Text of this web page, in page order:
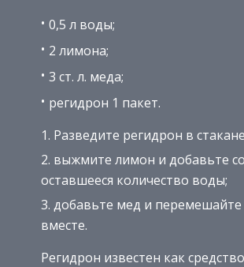
0,5 л воды;
2 лимона;
3 ст. л. меда;
регидрон 1 пакет.
Разведите регидрон в
выжмите лимон и добавьте
оставшееся количество воды;
добавьте мед и перемешайте
вместе.
Регидрон известен как